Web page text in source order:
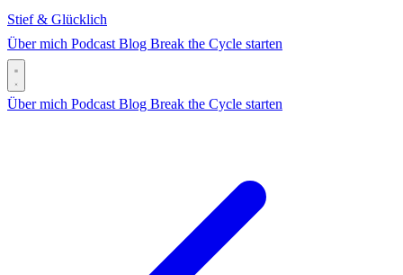
Stief & Glücklich
Über mich Podcast Blog Break the Cycle starten
Über mich Podcast Blog Break the Cycle starten